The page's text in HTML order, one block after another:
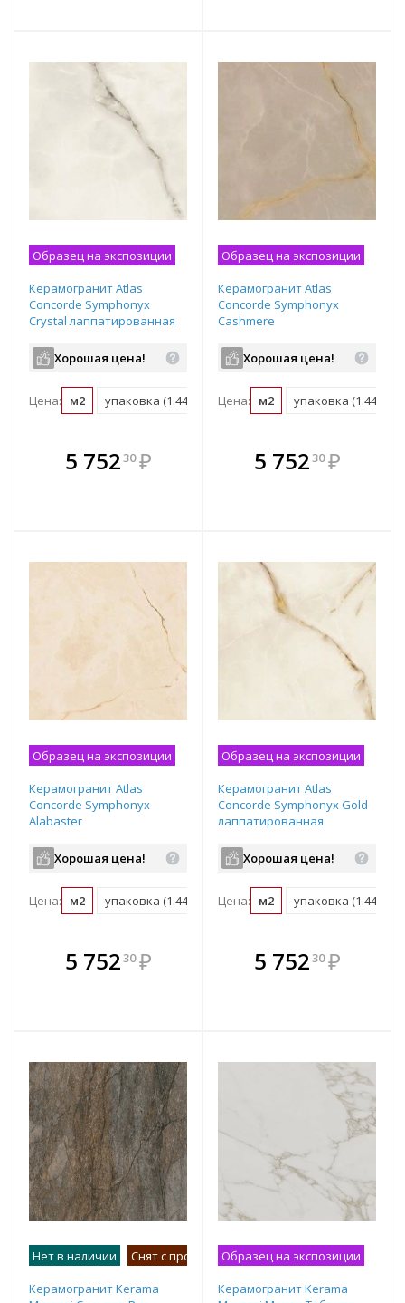
Образец на экспозиции
Керамогранит Atlas
Concorde Symphonyx
Crystal лаппатированная
плитка 610015000640
Хорошая цена!
Цена: м2 упаковка (1.44 м2)
5 75230 ₽
В комплекте
всегда выгоднее!
Образец на экспозиции
Керамогранит Atlas
Concorde Symphonyx
Cashmere
1200х600х9 мм рядовая
плитка 610015000644
Хорошая цена!
Цена: м2 упаковка (1.44 м2)
В комплекте
всегда выгоднее!
5 75230 ₽
Образец на экспозиции
Керамогранит Atlas
Concorde Symphonyx
Alabaster
1200х600х9 мм рядовая
плитка 610015000642
Хорошая цена!
Цена: м2 упаковка (1.44 м2)
5 75230 ₽
В комплекте
всегда выгоднее!
Образец на экспозиции
Керамогранит Atlas
Concorde Symphonyx Gold
лаппатированная
плитка 610015000641
Хорошая цена!
Цена: м2 упаковка (1.44 м2)
В комплекте
всегда выгоднее!
5 75230 ₽
Нет в наличии
Снят с производства
Керамогранит Kerama
Образец на экспозиции
Керамогранит Kerama